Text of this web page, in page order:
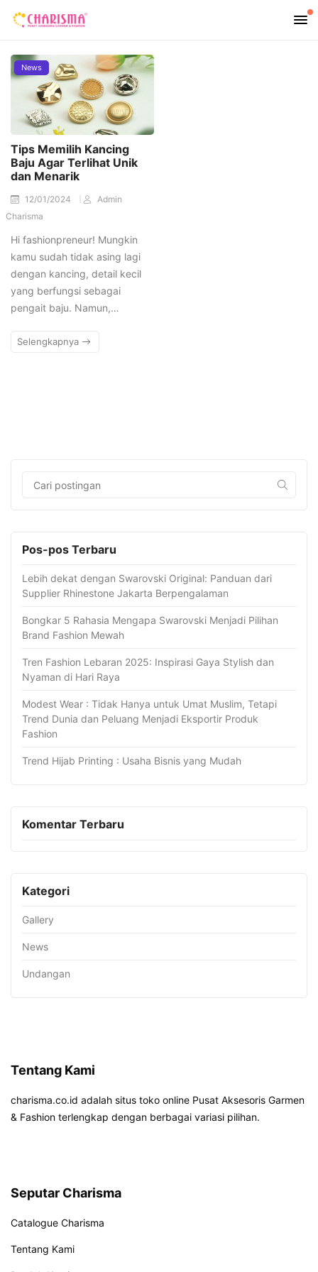
News
Tips Memilih Kancing
Baju Agar Terlihat Unik
dan Menarik
12/01/2024
Admin
Charisma
Hi fashionpreneur! Mungkin
kamu sudah tidak asing lagi
dengan kancing, detail kecil
yang berfungsi sebagai
pengait baju. Namun,…
Selengkapnya
Pos-pos Terbaru
Lebih dekat dengan Swarovski Original: Panduan dari
Supplier Rhinestone Jakarta Berpengalaman
Bongkar 5 Rahasia Mengapa Swarovski Menjadi Pilihan
Brand Fashion Mewah
Tren Fashion Lebaran 2025: Inspirasi Gaya Stylish dan
Nyaman di Hari Raya
Modest Wear : Tidak Hanya untuk Umat Muslim, Tetapi
Trend Dunia dan Peluang Menjadi Eksportir Produk
Fashion
Trend Hijab Printing : Usaha Bisnis yang Mudah
Komentar Terbaru
Kategori
Gallery
News
Undangan
Tentang Kami
charisma.co.id adalah situs toko online Pusat Aksesoris Garmen
& Fashion terlengkap dengan berbagai variasi pilihan.
Seputar Charisma
Catalogue Charisma
Tentang Kami